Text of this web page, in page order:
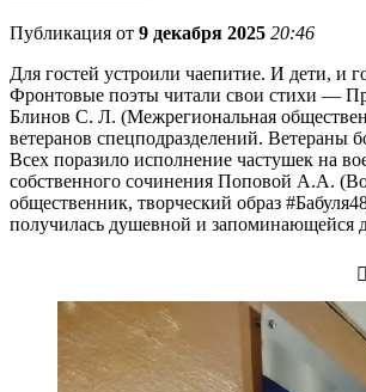
Публикация от 9 декабря 2025 20:46
Для гостей устроили чаепитие. И дети, и
Фронтовые поэты читали свои стихи —
Блинов С. Л. (Межрегиональная
ветеранов спецподразделений. Ветераны
Всех поразило исполнение частушек на
собственного сочинения Поповой А.А.
общественник, творческий образ
получилась душевной и запоминающейся